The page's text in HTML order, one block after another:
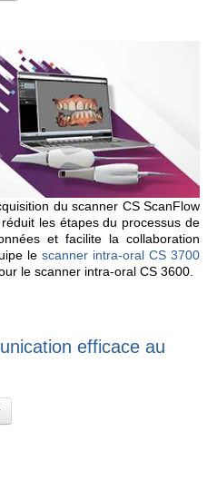
du scanner CS ScanFlow
les étapes du processus de
et facilite la collaboration
le scanner intra-oral CS 3700
le scanner intra-oral CS 3600.
efficace au